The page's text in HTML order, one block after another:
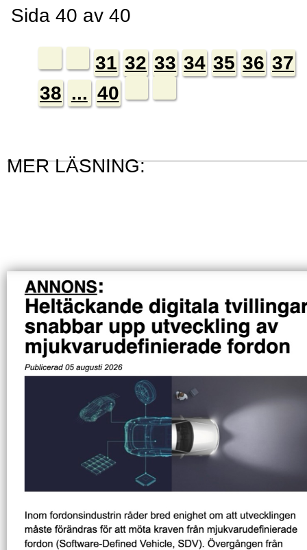
Sida 40 av 40
31 32 33 34 35 36 37
38 ... 40